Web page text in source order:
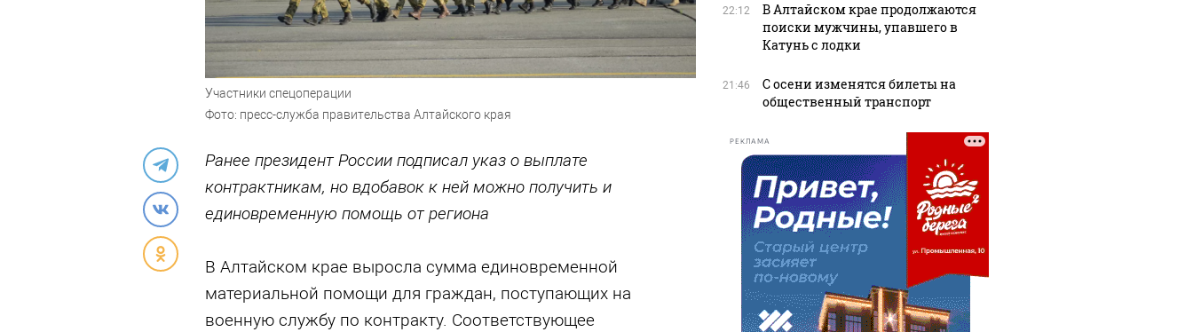
Участники спецоперации
Фото: пресс-служба правительства Алтайского края
Ранее президент России подписал указ о выплате
контрактникам, но вдобавок к ней можно получить и
единовременную помощь от региона
В Алтайском крае выросла сумма единовременной
материальной помощи для граждан, поступающих на
военную службу по контракту. Соответствующее
22:12
В Алтайском крае продолжаются
поиски мужчины, упавшего в
Катунь с лодки
21:46
С осени изменятся билеты на
общественный транспорт
РЕКЛАМА